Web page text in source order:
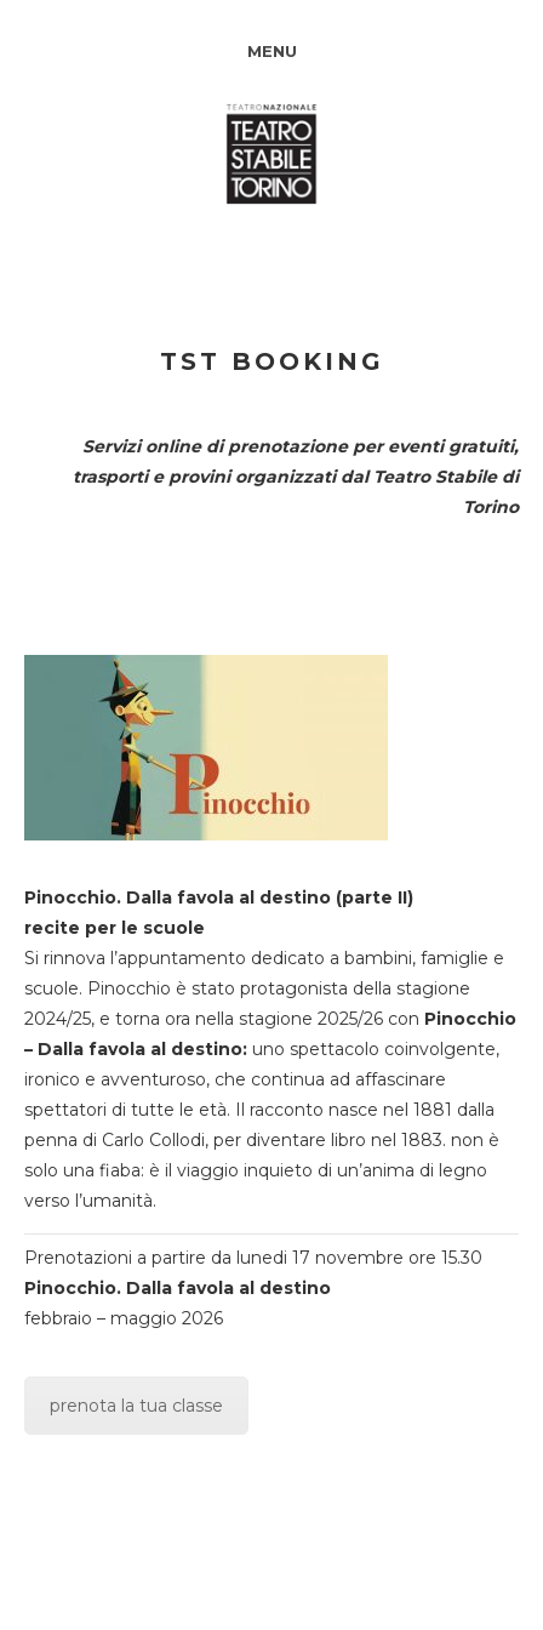
MENU
TST BOOKING
Servizi online di prenotazione per eventi gratuiti,
trasporti e provini organizzati dal Teatro Stabile di
Torino
Pinocchio. Dalla favola al destino (parte II)
recite per le scuole
Si rinnova l’appuntamento dedicato a bambini, famiglie e
scuole. Pinocchio è stato protagonista della stagione
2024/25, e torna ora nella stagione 2025/26 con Pinocchio
– Dalla favola al destino: uno spettacolo coinvolgente,
ironico e avventuroso, che continua ad affascinare
spettatori di tutte le età. Il racconto nasce nel 1881 dalla
penna di Carlo Collodi, per diventare libro nel 1883. non è
solo una fiaba: è il viaggio inquieto di un’anima di legno
verso l’umanità.
Prenotazioni a partire da lunedi 17 novembre ore 15.30
Pinocchio. Dalla favola al destino
febbraio – maggio 2026
prenota la tua classe